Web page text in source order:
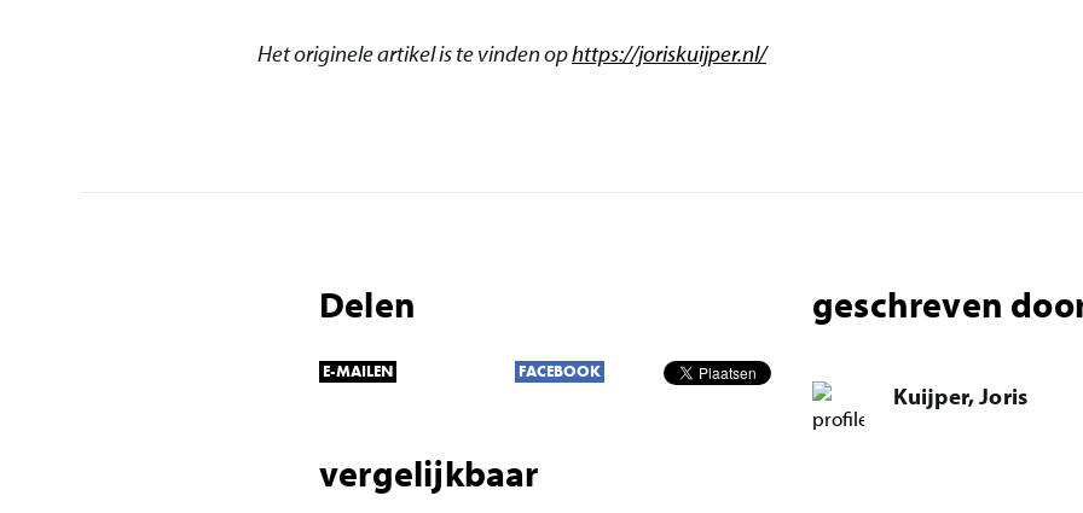
Het originele artikel is te vinden ophttps://joriskuijper.nl/
Delen
E-MAILEN FACEBOOK
vergelijkbaar
geschreven
Kuijper, Joris